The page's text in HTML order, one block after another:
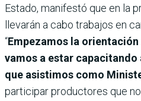
Estado, manifestó que en la
llevarán a cabo trabajos en
“Empezamos la
vamos a estar
que asistimos como
participar productores que